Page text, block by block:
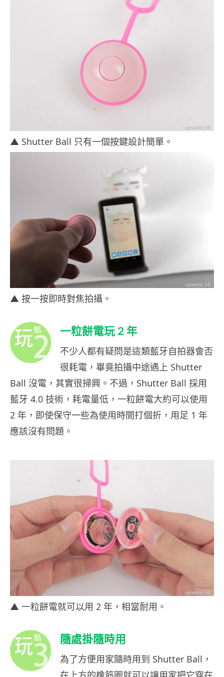
▲ Shutter Ball 只有一個按鍵設計簡單。
▲ 按一按即時對焦拍攝。
一粒餅電玩 2 年
不少人都有疑問是這類藍牙自拍器會否
很耗電，畢竟拍攝中途遇上 Shutter
Ball 沒電，其實很掃興。不過，Shutter Ball 採用
藍牙 4.0 技術，耗電量低，一粒餅電大約可以使用
2 年，即使保守一些為使用時間打個折，用足 1 年
應該沒有問題。
▲ 一粒餅電就可以用 2 年，相當耐用。
隨處掛隨時用
為了方便用家隨時用到 Shutter Ball，